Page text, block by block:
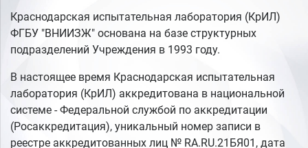
Краснодарская испытательная лаборатория (КрИЛ)
ФГБУ "ВНИИЗЖ" основана на базе структурных
подразделений Учреждения в 1993 году.
В настоящее время Краснодарская испытательная
лаборатория (КрИЛ) аккредитована в национальной
системе - Федеральной службой по аккредитации
(Росаккредитация), уникальный номер записи в
реестре аккредитованных лиц № RA.RU.21БЯ01, дата